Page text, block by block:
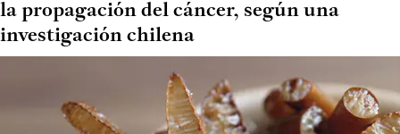
la propagación del cáncer, según una
investigación chilena